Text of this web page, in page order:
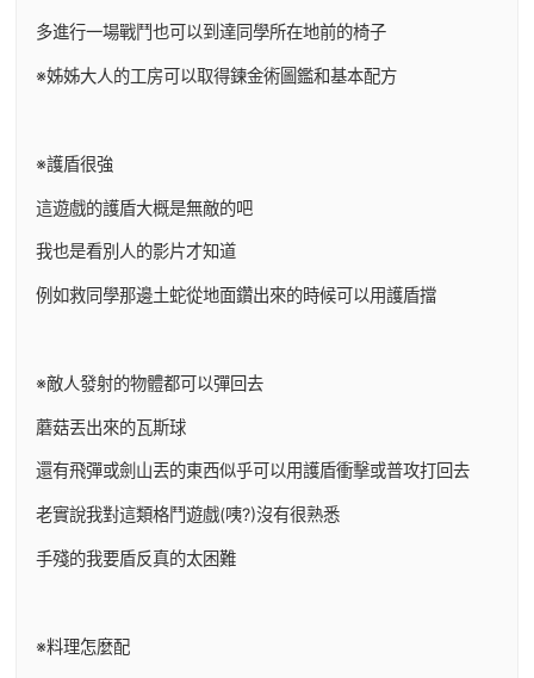
多進行一場戰鬥也可以到達同學所在地前的椅子
※姊姊大人的工房可以取得鍊金術圖鑑和基本配方
※護盾很強
這遊戲的護盾大概是無敵的吧
我也是看別人的影片才知道
例如救同學那邊土蛇從地面鑽出來的時候可以用護盾擋
※敵人發射的物體都可以彈回去
蘑菇丟出來的瓦斯球
還有飛彈或劍山丟的東西似乎可以用護盾衝擊或普攻打回去
老實說我對這類格鬥遊戲(咦?)沒有很熟悉
手殘的我要盾反真的太困難
※料理怎麼配